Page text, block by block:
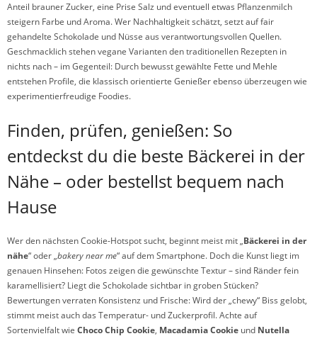
Anteil brauner Zucker, eine Prise Salz und eventuell etwas Pflanzenmilch
steigern Farbe und Aroma. Wer Nachhaltigkeit schätzt, setzt auf fair
gehandelte Schokolade und Nüsse aus verantwortungsvollen Quellen.
Geschmacklich stehen vegane Varianten den traditionellen Rezepten in
nichts nach – im Gegenteil: Durch bewusst gewählte Fette und Mehle
entstehen Profile, die klassisch orientierte Genießer ebenso überzeugen wie
experimentierfreudige Foodies.
Finden, prüfen, genießen: So
entdeckst du die beste Bäckerei in der
Nähe – oder bestellst bequem nach
Hause
Wer den nächsten Cookie-Hotspot sucht, beginnt meist mit „Bäckerei in der
nähe“ oder „bakery near me“ auf dem Smartphone. Doch die Kunst liegt im
genauen Hinsehen: Fotos zeigen die gewünschte Textur – sind Ränder fein
karamellisiert? Liegt die Schokolade sichtbar in groben Stücken?
Bewertungen verraten Konsistenz und Frische: Wird der „chewy“ Biss gelobt,
stimmt meist auch das Temperatur- und Zuckerprofil. Achte auf
Sortenvielfalt wie Choco Chip Cookie, Macadamia Cookie und Nutella